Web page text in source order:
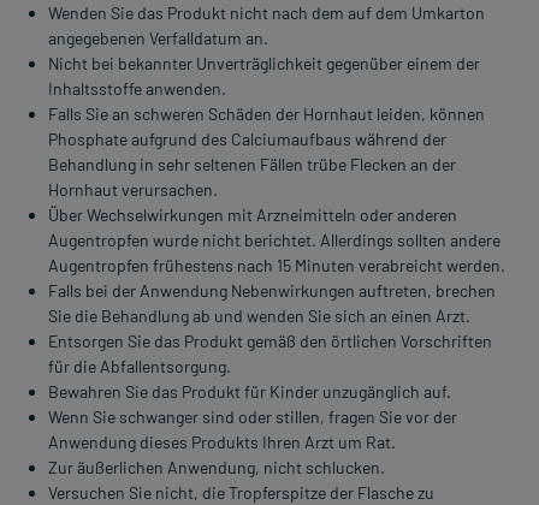
Wenden Sie das Produkt nicht nach dem auf dem Umkarton
angegebenen Verfalldatum an.
Nicht bei bekannter Unverträglichkeit gegenüber einem der
Inhaltsstoffe anwenden.
Falls Sie an schweren Schäden der Hornhaut leiden, können
Phosphate aufgrund des Calciumaufbaus während der
Behandlung in sehr seltenen Fällen trübe Flecken an der
Hornhaut verursachen.
Über Wechselwirkungen mit Arzneimitteln oder anderen
Augentropfen wurde nicht berichtet. Allerdings sollten andere
Augentropfen frühestens nach 15 Minuten verabreicht werden.
Falls bei der Anwendung Nebenwirkungen auftreten, brechen
Sie die Behandlung ab und wenden Sie sich an einen Arzt.
Entsorgen Sie das Produkt gemäß den örtlichen Vorschriften
für die Abfallentsorgung.
Bewahren Sie das Produkt für Kinder unzugänglich auf.
Wenn Sie schwanger sind oder stillen, fragen Sie vor der
Anwendung dieses Produkts Ihren Arzt um Rat.
Zur äußerlichen Anwendung, nicht schlucken.
Versuchen Sie nicht, die Tropferspitze der Flasche zu